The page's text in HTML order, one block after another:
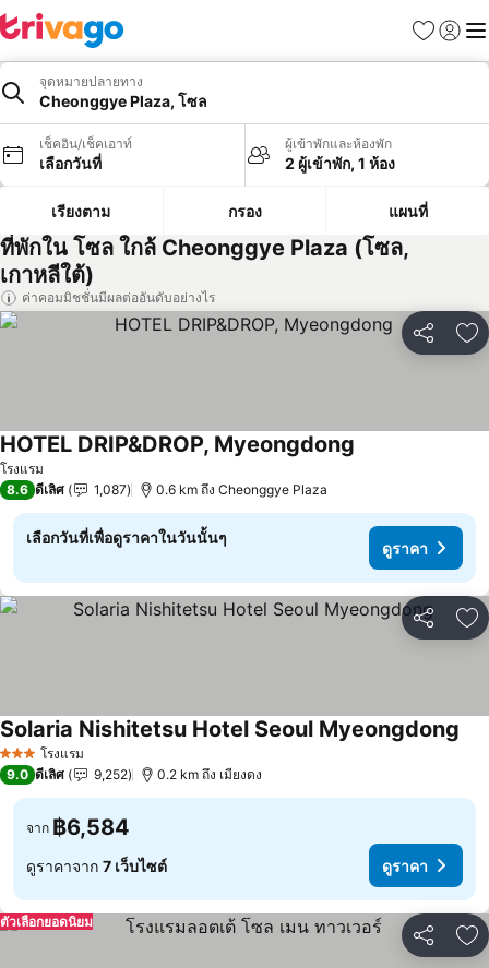
รายการโป
เข้าสู่ร
เมนู
จุดหมายปลายทาง
Cheonggye Plaza, โซล
เช็คอิน/เช็คเอาท์
เลือกวันที่
ผู้เข้าพักและห้องพัก
2 ผู้เข้าพัก, 1 ห้อง
เรียงตาม กรอง แผนที่
ที่พักใน โซล ใกล้ Cheonggye Plaza (โซล,
เกาหลีใต้)
ค่าคอมมิชชั่นมีผลต่ออันดับอย่างไร
แชร์ เ
โรงแรม
HOTEL DRIP&DROP, Myeongdong
8.6 ดีเลิศ 1,087 0.6 km ถึง Cheonggye Plaza
เลือกวันที่เพื่อดูราคาในวันนั้นๆ
ดูราคา
แชร์ เ
3 ดาว โรงแรม
Solaria Nishitetsu Hotel Seoul Myeongdong
9.0 ดีเลิศ 9,252 0.2 km ถึง เมียงดง
จาก ฿6,584
ดูราคาจาก 7 เว็บไซต์ ดูราคา
แชร์ เ
ตัวเลือกยอดนิยม